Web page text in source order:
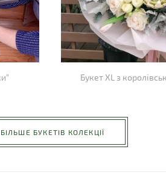
Букет XL з
БІЛЬШЕ БУКЕТІВ КОЛЕКЦІЇ